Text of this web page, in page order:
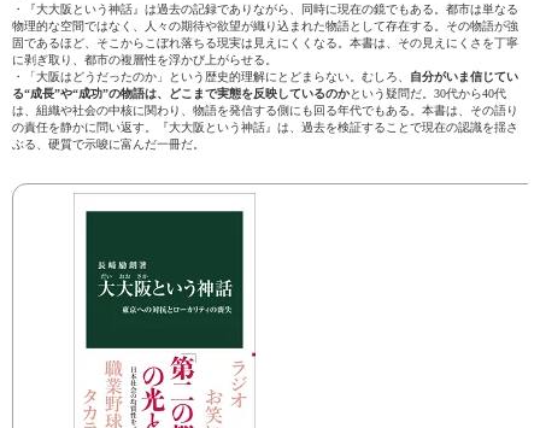
・『大大阪という神話』は過去の記録でありながら、同時に現在の鏡でもある。都市は単なる
物理的な空間ではなく、人々の期待や欲望が織り込まれた物語として存在する。その物語が強
固であるほど、そこからこぼれ落ちる現実は見えにくくなる。本書は、その見えにくさを丁寧
に剥ぎ取り、都市の複層性を浮かび上がらせる。
・「大阪はどうだったのか」という歴史的理解にとどまらない。むしろ、 自分がいま信じてい
る“成長”や“成功”の物語は、どこまで実態を反映しているのかという疑問だ。30代から40代
は、組織や社会の中核に関わり、物語を発信する側にも回る年代でもある。本書は、その語り
の責任を静かに問い返す。『大大阪という神話』は、過去を検証することで現在の認識を揺さ
ぶる、硬質で示唆に富んだ一冊だ。